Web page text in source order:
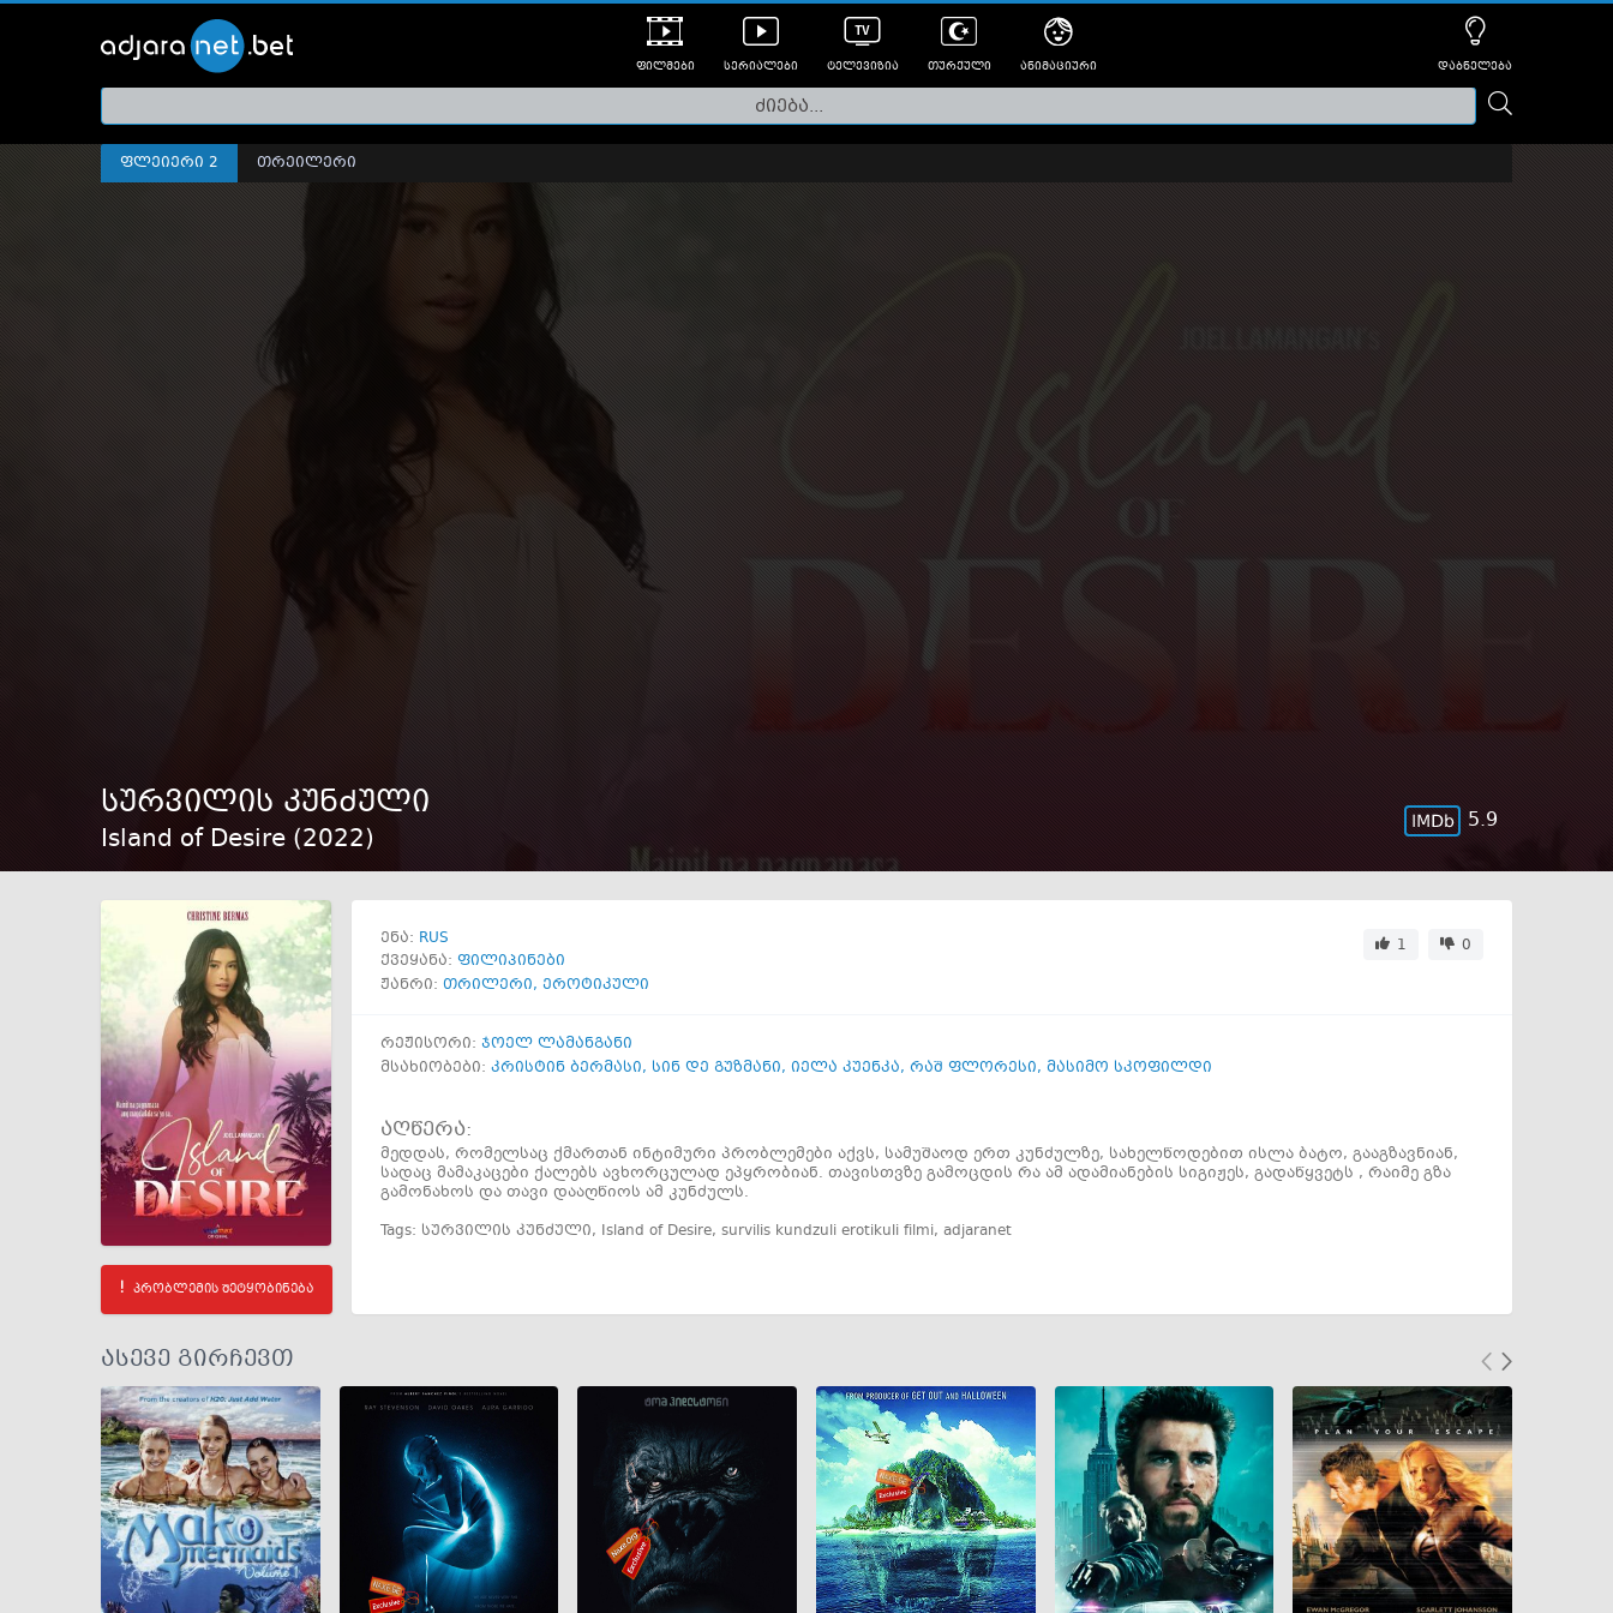
ფილმები
თრეილერები
სერიალები ტელევიზია თურქული ანიმაციური დაბნელება
ფლეიერი 2 თრეილერი
სურვილის კუნძული
Island of Desire (2022)
5.9
პრობლემის შეტყობინება
ენა: RUS
ქვეყანა: ფილიპინები
1
0
ჟანრი: თრილერი, ეროტიკული
რეჟისორი: ჯოელ ლამანგანი
მსახიობები: კრისტინ ბერმასი, სინ დე გუზმანი, იელა კუენკა, რაშ ფლორესი, მასიმო სკოფილდი
აღწერა:
მედდას, რომელსაც ქმართან ინტიმური პრობლემები აქვს, სამუშაოდ ერთ კუნძულზე, სახელწოდებით ისლა ბატო, გააგზავნიან,
სადაც მამაკაცები ქალებს ავხორცულად ეპყრობიან. თავისთვზე გამოცდის რა ამ ადამიანების სიგიჟეს, გადაწყვეტს , რაიმე გზა
გამონახოს და თავი დააღწიოს ამ კუნძულს.
Tags: სურვილის კუნძული, Island of Desire, survilis kundzuli erotikuli filmi, adjaranet
ასევე გირჩევთ